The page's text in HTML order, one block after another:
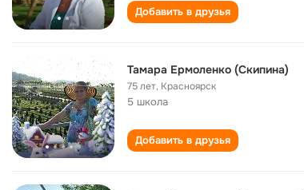
Добавить в друзья
Тамара Ермоленко (Скипина)
75 лет, Красноярск
5 школа
Добавить в друзья